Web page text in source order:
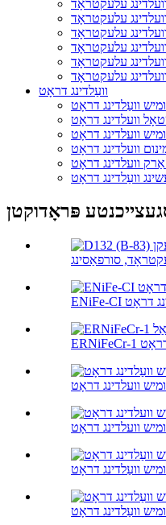
עלעקטראָד
עלעקטראָד
עלעקטראָד
עלעקטראָד
עלעקטראָד
עלעקטראָד
וועַלדינג דראָט
וועַלדינג דראָט
וועלדינג דראָט
וועלדינג דראָט
וועלדינג דראָט
וועלדינג דראָט
וועַלדינג דראָט
פּראָדוקטן